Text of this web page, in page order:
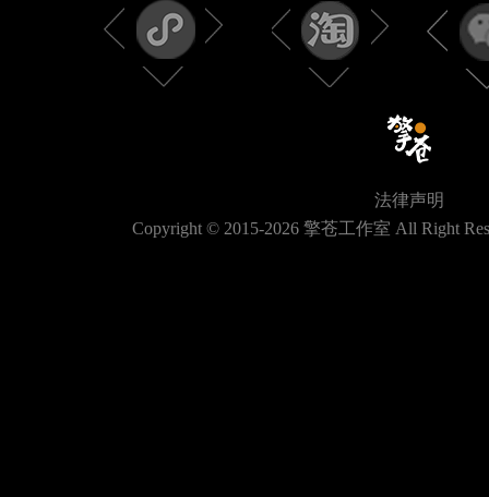
法律声明
Copyright © 2015-2026 擎苍工作室 All Right